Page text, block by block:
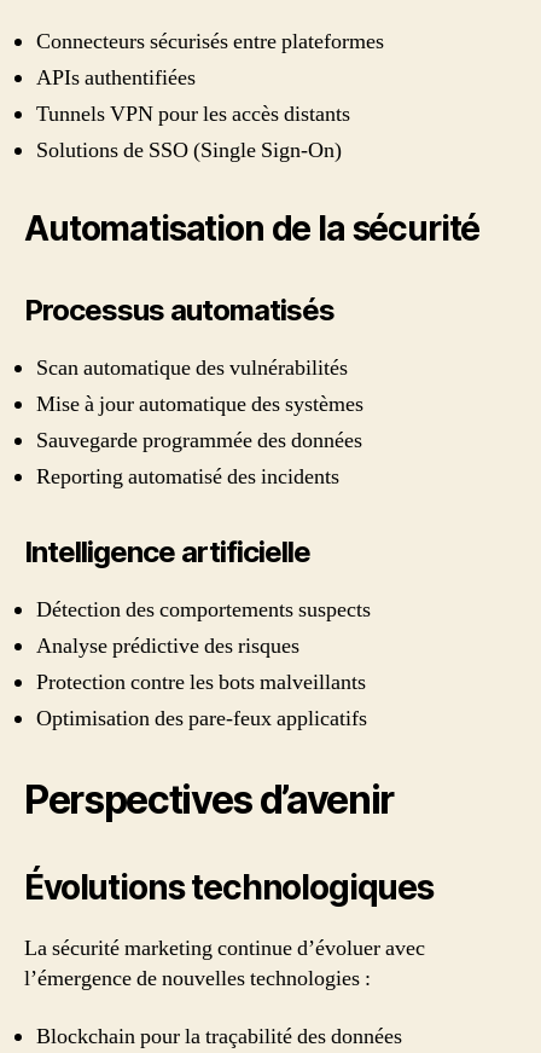
Connecteurs sécurisés entre plateformes
APIs authentifiées
Tunnels VPN pour les accès distants
Solutions de SSO (Single Sign-On)
Automatisation de la sécurité
Processus automatisés
Scan automatique des vulnérabilités
Mise à jour automatique des systèmes
Sauvegarde programmée des données
Reporting automatisé des incidents
Intelligence artificielle
Détection des comportements suspects
Analyse prédictive des risques
Protection contre les bots malveillants
Optimisation des pare-feux applicatifs
Perspectives d’avenir
Évolutions technologiques
La sécurité marketing continue d’évoluer avec
l’émergence de nouvelles technologies :
Blockchain pour la traçabilité des données